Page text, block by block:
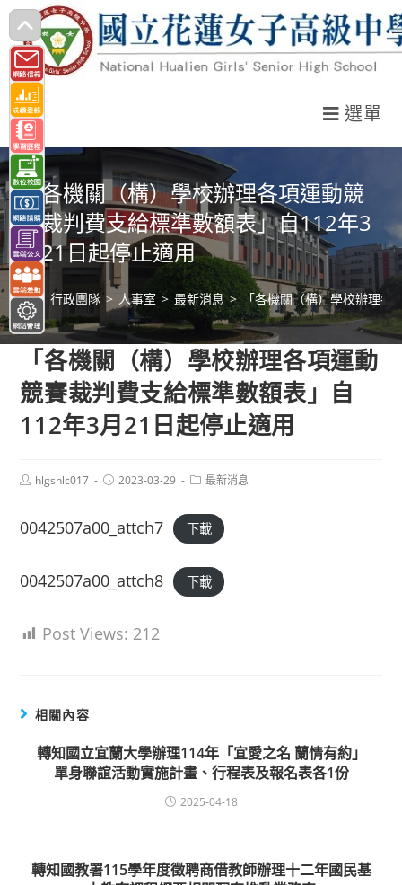
跳
轉
至
主
要
內
容
選單
「各機關（構）學校辦理各項運動競
賽裁判費支給標準數額表」自112年3
月21日起停止適用
> 行政團隊 > 人事室 > 最新消息 > 「各機關（構）學校辦理各
「各機關（構）學校辦理各項運動
競賽裁判費支給標準數額表」自
112年3月21日起停止適用
Posthlgshlc017
Post2023-03-29
Post最新消息
0042507a00_attch7 下載
0042507a00_attch8 下載
Post Views: 212
相關內容
轉知國立宜蘭大學辦理114年「宜愛之名 蘭情有約」
單身聯誼活動實施計畫、行程表及報名表各1份
2025-04-18
轉知國教署115學年度徵聘商借教師辦理十二年國民基